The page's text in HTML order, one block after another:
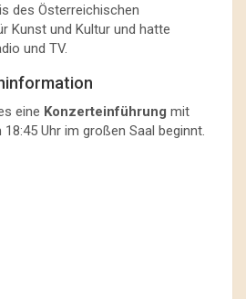
des Österreichischen
Kunst und Kultur und hatte
und TV.
eine Konzerteinführung mit
Uhr im großen Saal beginnt.